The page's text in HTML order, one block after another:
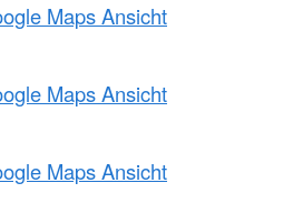
Maps Ansicht
Maps Ansicht
Maps Ansicht